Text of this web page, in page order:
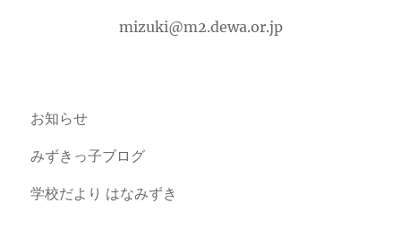
mizuki@m2.dewa.or.jp
お知らせ
みずきっ子ブログ
学校だより はなみずき